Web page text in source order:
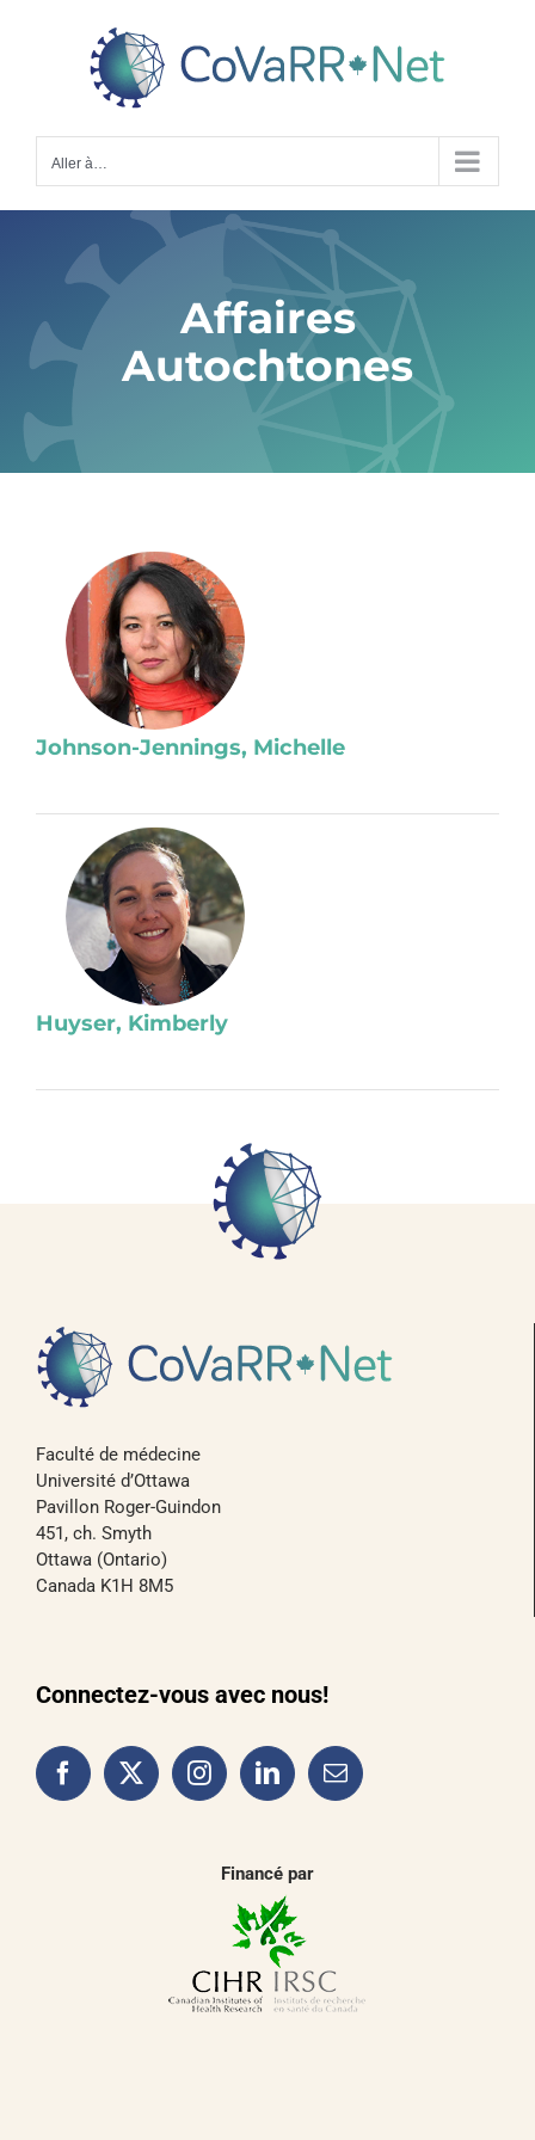
Aller à…
Affaires
Autochtones
Johnson-Jennings, Michelle
Huyser, Kimberly
Faculté de médecine
Université d’Ottawa
Pavillon Roger-Guindon
451, ch. Smyth
Ottawa (Ontario)
Canada K1H 8M5
Connectez-vous avec nous!
Financé par